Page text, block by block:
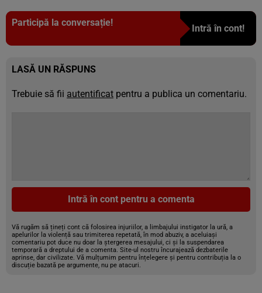
Participă la conversație!
Intră în cont!
LASĂ UN RĂSPUNS
Trebuie să fii autentificat pentru a publica un comentariu.
Intră în cont pentru a comenta
Vă rugăm să țineți cont că folosirea injuriilor, a limbajului instigator la ură, a
apelurilor la violență sau trimiterea repetată, în mod abuziv, a aceluiași
comentariu pot duce nu doar la ștergerea mesajului, ci și la suspendarea
temporară a dreptului de a comenta. Site-ul nostru încurajează dezbaterile
aprinse, dar civilizate. Vă mulțumim pentru înțelegere și pentru contribuția la o
discuție bazată pe argumente, nu pe atacuri.